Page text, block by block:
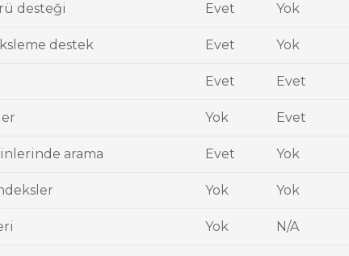
desteği Evet Yok
destek Evet Yok
Evet Evet
Yok Evet
arama Evet Yok
Yok Yok
Yok N/A